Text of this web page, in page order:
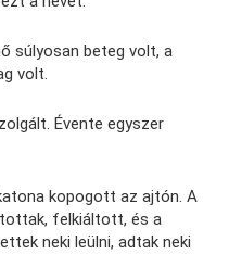
súlyosan beteg volt, a
volt.
Évente egyszer
kopogott az ajtón. A
felkiáltott, és a
neki leülni, adtak neki